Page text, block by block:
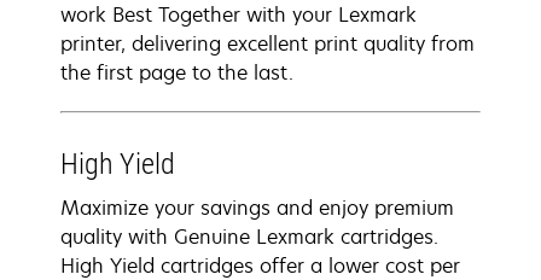
work Best Together with your Lexmark
printer, delivering excellent print quality from
the first page to the last.
High Yield
Maximize your savings and enjoy premium
quality with Genuine Lexmark cartridges.
High Yield cartridges offer a lower cost per